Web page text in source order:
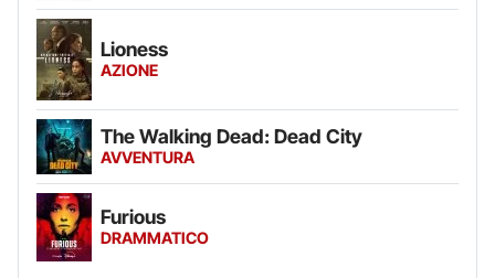
Lioness
AZIONE
The Walking Dead: Dead City
AVVENTURA
Furious
DRAMMATICO